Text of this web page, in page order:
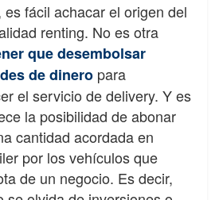
fácil achacar el origen del
renting. No es otra
que desembolsar
de dinero para
el servicio de delivery. Y es
la posibilidad de abonar
cantidad acordada en
por los vehículos que
de un negocio. Es decir,